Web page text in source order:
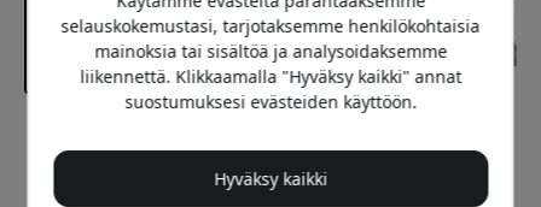
24.99 EUR
selauskokemustasi, tarjotaksemme henkilökohtaisia
mainoksia tai sisältöä ja analysoidaksemme
liikennettä. Klikkaamalla "Hyväksy kaikki" annat
suostumuksesi evästeiden käyttöön.
Hyväksy kaikki